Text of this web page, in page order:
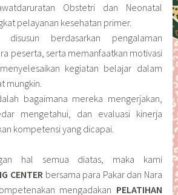
Obstetri dan Neonatal
pelayanan kesehatan primer.
disusun berdasarkan pengalaman
peserta, serta memanfaatkan motivasi
kegiatan belajar dalam
mungkin.
bagaimana mereka mengerjakan,
mengetahui, dan evaluasi kinerja
kompetensi yang dicapai.
hal semua diatas, maka kami
CENTERbersama para Pakar dan Nara
mengadakan PELATIHAN